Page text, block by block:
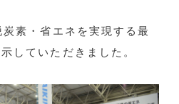
素・省エネを実現する最
していただきました。